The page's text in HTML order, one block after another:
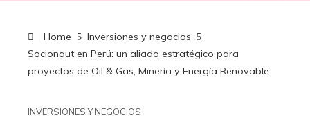
Home
Inversiones y negocios
Socionaut en Perú: un aliado estratégico para
proyectos de Oil & Gas, Minería y Energía Renovable
INVERSIONES Y NEGOCIOS